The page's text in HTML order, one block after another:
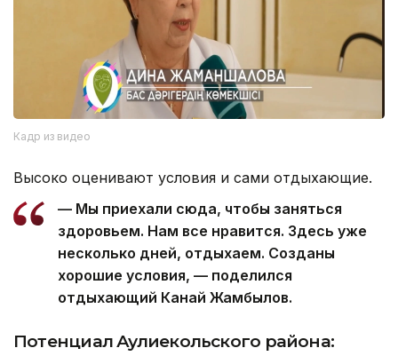
Кадр из видео
Высоко оценивают условия и сами отдыхающие.
— Мы приехали сюда, чтобы заняться
здоровьем. Нам все нравится. Здесь уже
несколько дней, отдыхаем. Созданы
хорошие условия, — поделился
отдыхающий Канай Жамбылов.
Потенциал Аулиекольского района: